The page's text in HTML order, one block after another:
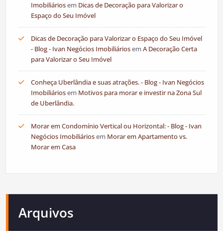
Imobiliáriosem Dicas de Decoração para Valorizar o
Espaço do Seu Imóvel
Dicas de Decoração para Valorizar o Espaço do Seu Imóvel
- Blog - Ivan Negócios ImobiliáriosemA Decoração Certa
para Valorizar o Seu Imóvel
Conheça Uberlândia e suas atrações. - Blog - Ivan Negócios
Imobiliáriosem Motivos para morar e investir na Zona Sul
de Uberlândia.
Morar em Condomínio Vertical ou Horizontal: - Blog - Ivan
Negócios Imobiliáriosem Morar em Apartamento vs.
Morar em Casa
Arquivos